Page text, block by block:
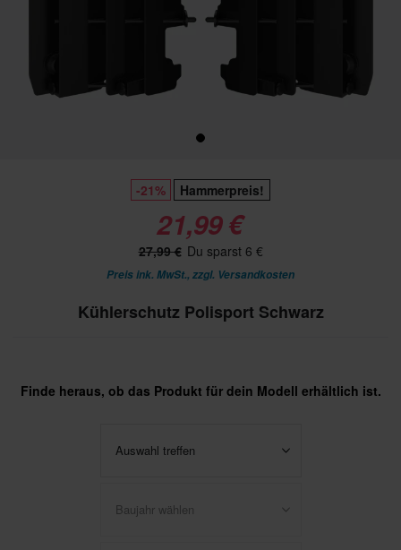
-21% Hammerpreis!
21,99 €
27,99 € Du sparst 6 €
Preis ink. MwSt., zzgl. Versandkosten
Kühlerschutz Polisport Schwarz
Finde heraus, ob das Produkt für dein Modell erhältlich ist.
Auswahl treffen
Baujahr wählen